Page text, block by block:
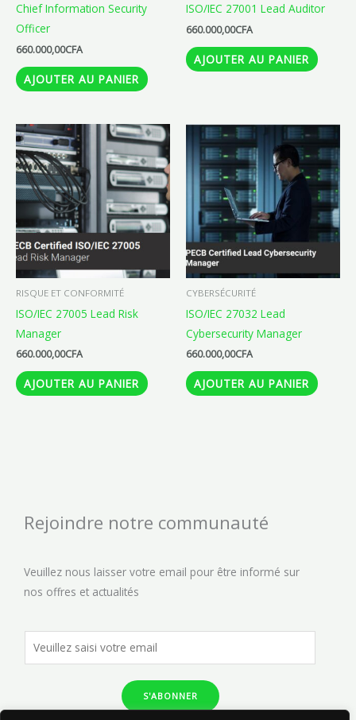
Chief Information Security
Officer
660.000,00CFA
AJOUTER AU PANIER
ISO/IEC 27001 Lead Auditor
660.000,00CFA
AJOUTER AU PANIER
RISQUE ET CONFORMITÉ
ISO/IEC 27005 Lead Risk
Manager
660.000,00CFA
AJOUTER AU PANIER
CYBERSÉCURITÉ
ISO/IEC 27032 Lead
Cybersecurity Manager
660.000,00CFA
AJOUTER AU PANIER
Rejoindre notre communauté
Veuillez nous laisser votre email pour être informé sur
nos offres et actualités
S'ABONNER